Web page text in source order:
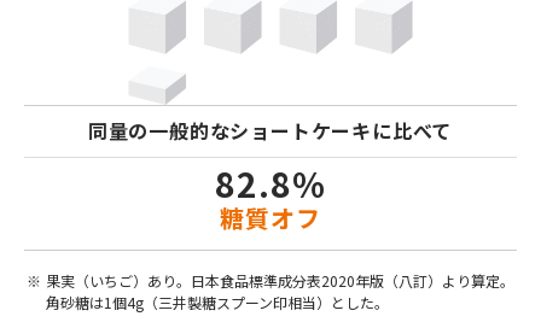
同量の一般的なショートケーキに比べて
82.8%
糖質オフ
果実（いちご）あり。日本食品標準成分表2020年版（八訂）より算定。
角砂糖は1個4g（三井製糖スプーン印相当）とした。